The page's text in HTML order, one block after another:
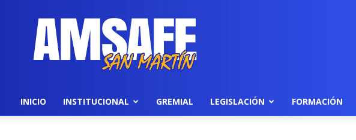
AMSAFE
INICIO INSTITUCIONAL GREMIAL LEGISLACIÓN FORMACIÓN